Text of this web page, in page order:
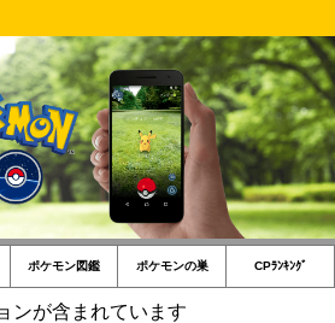
ポケモン図鑑 ポケモンの巣 CPﾗﾝｷﾝｸﾞ
ンが含まれています